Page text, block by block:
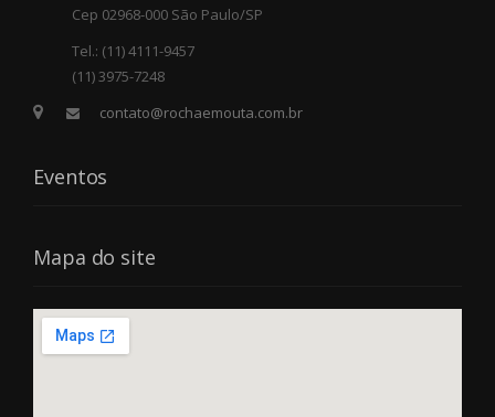
Cep 02968-000 São Paulo/SP
Tel.: (11) 4111-9457
(11) 3975-7248
contato@rochaemouta.com.br
Eventos
Mapa do site